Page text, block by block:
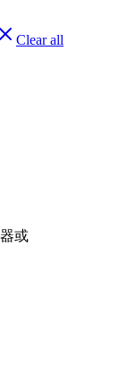
Clear all
或